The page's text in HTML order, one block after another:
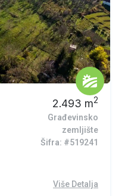
2.493 m2
Građevinsko
zemljište
Šifra: #519241
Više Detalja